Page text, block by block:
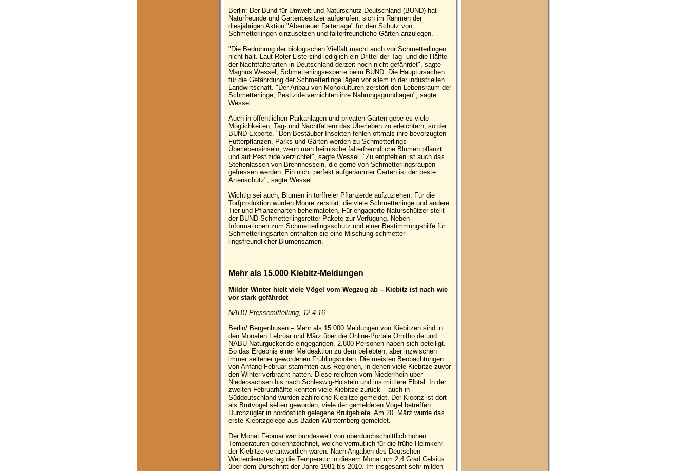
Berlin: Der Bund für Umwelt und Naturschutz Deutschland (BUND) hat
Naturfreunde und Gartenbesitzer aufgerufen, sich im Rahmen der
diesjährigen Aktion "Abenteuer Falter­tage" für den Schutz von
Schmetterlingen einzusetzen und falterfreundliche Gärten anzulegen.
"Die Bedrohung der biologischen Vielfalt macht auch vor Schmetterlingen
nicht halt. Laut Roter Liste sind lediglich ein Drittel der Tag- und die Hälfte
der Nachtfalterarten in Deutschland derzeit noch nicht gefährdet", sagte
Magnus Wessel, Schmetterlings­experte beim BUND. Die Hauptursachen
für die Gefährdung der Schmetterlinge lägen vor allem in der industriellen
Landwirtschaft. "Der Anbau von Monokulturen zerstört den Lebensraum der
Schmetterlinge, Pestizide vernichten ihre Nahrungsgrundlagen", sagte
Wessel.
Auch in öffentlichen Parkanlagen und privaten Gärten gebe es viele
Möglichkeiten, Tag- und Nachtfaltern das Überleben zu erleichtern, so der
BUND-Experte. "Den Bestäuber-Insekten fehlen oftmals ihre bevorzugten
Futterpflanzen. Parks und Gärten werden zu Schmetterlings-
Überlebensinseln, wenn man heimische falterfreundliche Blumen pflanzt
und auf Pestizide verzichtet", sagte Wessel. "Zu empfehlen ist auch das
Stehenlassen von Brennnesseln, die gerne von Schmetterlingsraupen
gefressen werden. Ein nicht perfekt aufgeräumter Garten ist der beste
Artenschutz", sagte Wessel.
Wichtig sei auch, Blumen in torffreier Pflanzerde aufzuziehen. Für die
Torfproduktion würden Moore zerstört, die viele Schmetterlinge und andere
Tier-und Pflanzenarten beheimateten. Für engagierte Naturschützer stellt
der BUND Schmetterlingsretter-Pakete zur Verfügung. Neben
Informationen zum Schmetterlingsschutz und einer Bestimmungshilfe für
Schmetterlingsarten enthalten sie eine Mischung schmetter­
lingsfreundlicher Blumensamen.
Mehr als 15.000 Kiebitz-Meldungen
Milder Winter hielt viele Vögel vom Wegzug ab – Kiebitz ist nach wie
vor stark gefährdet
NABU Pressemitteilung, 12.4.16
Berlin/ Bergenhusen – Mehr als 15.000 Meldungen von Kiebitzen sind in
den Monaten Februar und März über die Online-Portale Ornitho.de und
NABU-Naturgucker.de eingegangen. 2.800 Personen haben sich beteiligt.
So das Ergebnis einer Meldeaktion zu dem beliebten, aber inzwischen
immer seltener gewordenen Frühlingsboten. Die meisten Beobachtungen
von Anfang Februar stammten aus Regionen, in denen viele Kiebitze zuvor
den Winter verbracht hatten. Diese reichten vom Niederrhein über
Niedersachsen bis nach Schleswig-Holstein und ins mittlere Elbtal. In der
zweiten Februarhälfte kehrten viele Kiebitze zurück – auch in
Süddeutschland wurden zahlreiche Kiebitze gemeldet. Der Kiebitz ist dort
als Brutvogel selten geworden, viele der gemeldeten Vögel betreffen
Durchzügler in nordöstlich gelegene Brutgebiete. Am 20. März wurde das
erste Kiebitzgelege aus Baden-Württemberg gemeldet.
Der Monat Februar war bundesweit von überdurchschnittlich hohen
Temperaturen gekennzeichnet, welche vermutlich für die frühe Heimkehr
der Kiebitze verantwortlich waren. Nach Angaben des Deutschen
Wetterdienstes lag die Temperatur in diesem Monat um 2,4 Grad Celsius
über dem Durschnitt der Jahre 1981 bis 2010. Im insgesamt sehr milden